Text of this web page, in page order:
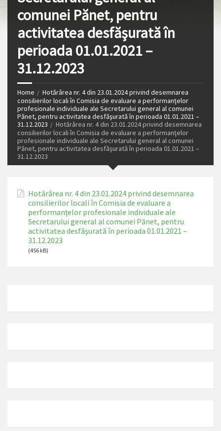
comunei Pănet, pentru
activitatea desfăşurată în
perioada 01.01.2021 –
31.12.2023
Home
Hotărârea nr. 4 din 23.01.2024 privind desemnarea
consilierilor locali în Comisia de evaluare a performanţelor
profesionale individuale ale Secretarului general al comunei
Pănet, pentru activitatea desfăşurată în perioada 01.01.2021 –
31.12.2023
Hotărârea nr. 4 din 23.01.2024 privind desemnarea
consilierilor locali în Comisia de evaluare a performanţelor
profesionale individuale ale Secretarului general al comunei
Pănet, pentru activitatea desfăşurată în perioada 01.01.2021 –
31.12.2023
Hotărârea nr. 4 din 23.01.2024 privind desemnarea
consilierilor locali în Comisia de evaluare a
performanţelor profesionale individuale ale
Secretarului general al comunei Pănet, pentru
activitatea desfăşurată în perioada 01.01.2021 –
31.12.2023
(456 kB)